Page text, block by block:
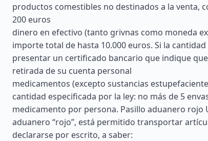
productos comestibles no destinados a la venta,
200 euros
dinero en efectivo (tanto grivnas como moneda
importe total de hasta 10.000 euros. Si la cantidad
presentar un certificado bancario que indique
retirada de su cuenta personal
medicamentos (excepto sustancias
cantidad especificada por la ley: no más de 5
medicamento por persona. Pasillo aduanero rojo
aduanero “rojo”, está permitido transportar
declararse por escrito, a saber: